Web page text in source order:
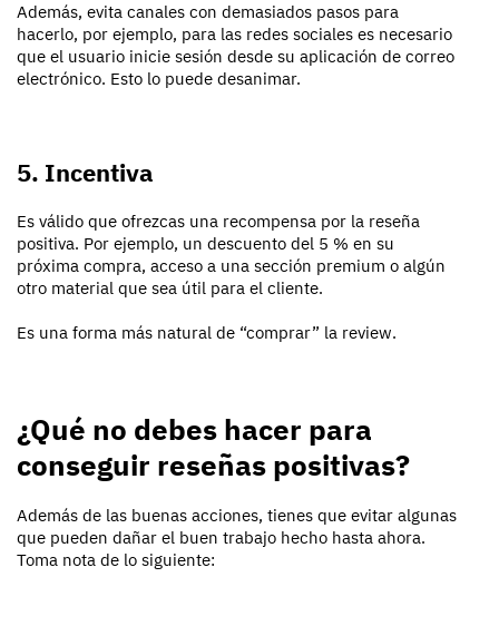
Además, evita canales con demasiados pasos para
hacerlo, por ejemplo, para las redes sociales es necesario
que el usuario inicie sesión desde su aplicación de correo
electrónico. Esto lo puede desanimar.
5. Incentiva
Es válido que ofrezcas una recompensa por la reseña
positiva. Por ejemplo, un descuento del 5 % en su
próxima compra, acceso a una sección premium o algún
otro material que sea útil para el cliente.
Es una forma más natural de “comprar” la review.
¿Qué no debes hacer para
conseguir reseñas positivas?
Además de las buenas acciones, tienes que evitar algunas
que pueden dañar el buen trabajo hecho hasta ahora.
Toma nota de lo siguiente: